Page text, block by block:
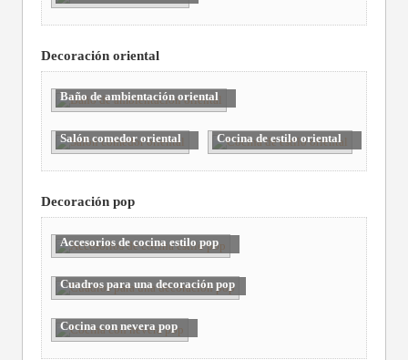
Decoración oriental
Baño de ambientación oriental
Salón comedor oriental Cocina de estilo oriental
Decoración pop
Accesorios de cocina estilo pop
Cuadros para una decoración pop
Cocina con nevera pop